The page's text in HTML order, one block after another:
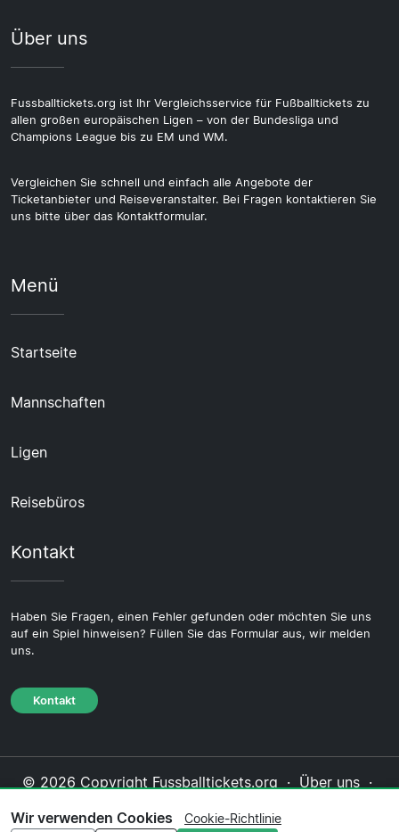
Über uns
Fussballtickets.org ist Ihr Vergleichsservice für Fußballtickets zu
allen großen europäischen Ligen – von der Bundesliga und
Champions League bis zu EM und WM.
Vergleichen Sie schnell und einfach alle Angebote der
Ticketanbieter und Reiseveranstalter. Bei Fragen kontaktieren Sie
uns bitte über das Kontaktformular.
Menü
Startseite
Mannschaften
Ligen
Reisebüros
Kontakt
Haben Sie Fragen, einen Fehler gefunden oder möchten Sie uns
auf ein Spiel hinweisen? Füllen Sie das Formular aus, wir melden
uns.
Kontakt
© 2026 Copyright Fussballtickets.org · Über uns ·
Cookie-Richtlinie·Redaktionelle Richtlinie
Wir verwenden Cookies Cookie-Richtlinie